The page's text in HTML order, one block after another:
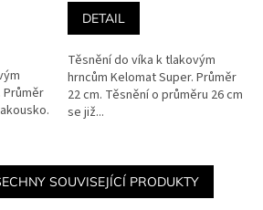
Průměr
5
hvězdiček.
DETAIL
Těsnění do víka k tlakovým
hrncům Kelomat Super. Průměr
22 cm. Těsnění o průměru 26 cm
se již...
SOUVISEJÍCÍ PRODUKTY